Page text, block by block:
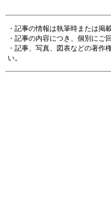
・記事の情報は執筆時または掲
・記事の内容につき、個別にご
・記事、写真、図表などの著
い。